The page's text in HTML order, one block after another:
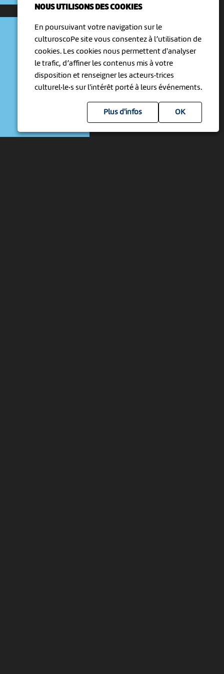
NOUS UTILISONS DES COOKIES
En poursuivant votre navigation sur le
culturoscoPe site vous consentez à l’utilisation de
cookies. Les cookies nous permettent d'analyser
le trafic, d’affiner les contenus mis à votre
disposition et renseigner les acteurs·trices
culturel·le·s sur l'intérêt porté à leurs événements.
Plus d'infos